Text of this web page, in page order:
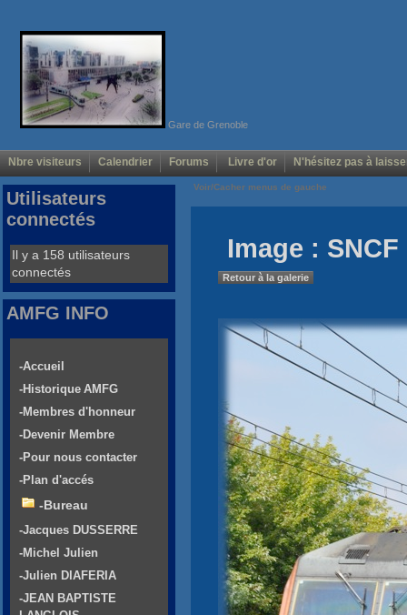
Gare de Grenoble
Nbre visiteurs Calendrier Forums Livre d'or N'hésitez pas à
Voir/Cacher menus de gauche
Image :
Retour à la galerie
Utilisateurs
connectés
Il y a 158 utilisateurs
connectés
AMFG INFO
-Accueil
-Historique AMFG
-Membres d'honneur
-Devenir Membre
-Pour nous contacter
-Plan d'accés
-Bureau
-Jacques DUSSERRE
-Michel Julien
-Julien DIAFERIA
-JEAN BAPTISTE